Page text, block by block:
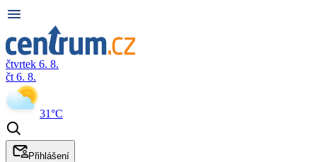
čtvrtek 6. 8.
čt 6. 8.
31°C
Přihlášení